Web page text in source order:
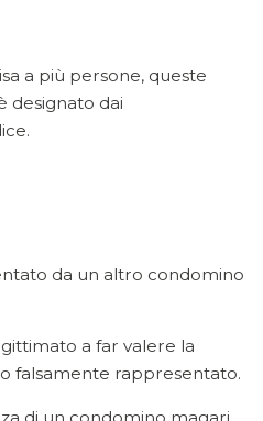
a più persone, queste
designato dai
da un altro condomino
a far valere la
falsamente rappresentato.